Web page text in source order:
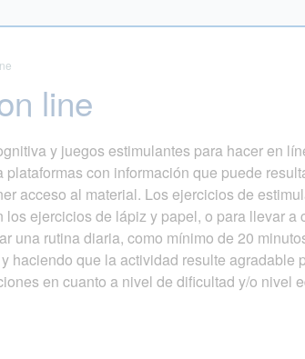
line
y juegos estimulantes para hacer en
con información que puede
acceso al material. Los ejercicios de
ejercicios de lápiz y papel, o para llevar a
una rutina diaria, como mínimo de 20
haciendo que la actividad resulte agradable
en cuanto a nivel de dificultad y/o nivel